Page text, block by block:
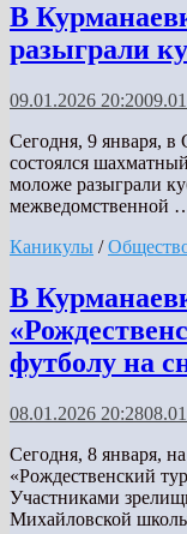
В
разыграли
09.01.2026 20:20
Сегодня, 9 января,
состоялся
моложе разыграли
межведомственной
Каникулы /
В
футболу на
08.01.2026 20:28
Сегодня, 8 января,
«Рождественский
Участниками
Михайловской